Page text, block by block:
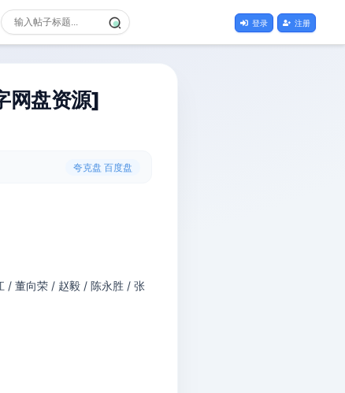
登录 注册
网盘资源]
夸克盘 百度盘
/ 董向荣 / 赵毅 / 陈永胜 / 张